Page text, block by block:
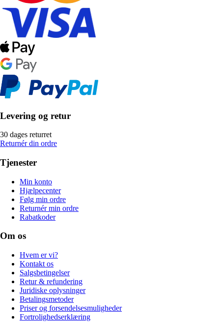
Levering og retur
30 dages returret
Returnér din ordre
Tjenester
Min konto
Hjælpecenter
Følg min ordre
Returnér min ordre
Rabatkoder
Om os
Hvem er vi?
Kontakt os
Salgsbetingelser
Retur & refundering
Juridiske oplysninger
Betalingsmetoder
Priser og forsendelsesmuligheder
Fortrolighedserklæring